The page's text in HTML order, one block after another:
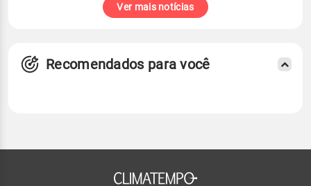
Ver mais notícias
Recomendados para você